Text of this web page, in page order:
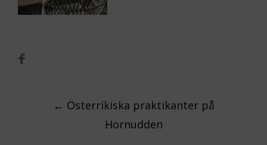
Post
navigation
← Österrikiska praktikanter på
Hornudden